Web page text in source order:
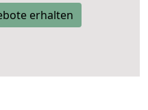
erhalten